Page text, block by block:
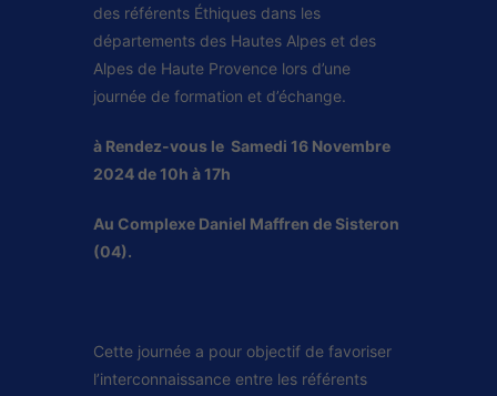
des référents Éthiques dans les
départements des Hautes Alpes et des
Alpes de Haute Provence lors d’une
journée de formation et d’échange.
à Rendez-vous le Samedi 16 Novembre
2024 de 10h à 17h
Au Complexe Daniel Maffren de Sisteron
(04).
Cette journée a pour objectif de favoriser
l’interconnaissance entre les référents